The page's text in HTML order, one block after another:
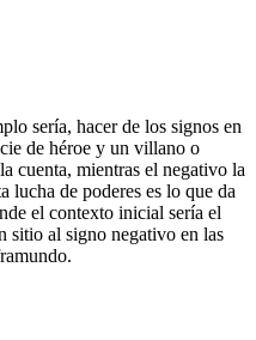
sería, hacer de los signos en
de héroe y un villano o
cuenta, mientras el negativo la
lucha de poderes es lo que da
el contexto inicial sería el
sitio al signo negativo en las